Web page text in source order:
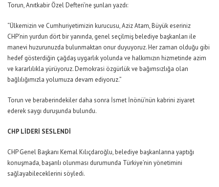
Torun, Anıtkabir Özel Defteri’ne şunları yazdı:
“Ülkemizin ve Cumhuriyetimizin kurucusu, Aziz Atam, Büyük eseriniz
CHP’nin yurdun dört bir yanında, genel seçilmiş belediye başkanları ile
manevi huzurunuzda bulunmaktan onur duyuyoruz. Her zaman olduğu gibi
hedef gösterdiğin çağdaş uygarlık yolunda ve halkımızın hizmetinde azim
ve kararlılıkla yürüyoruz. Demokrasi özgürlük ve bağımsızlığa olan
bağlılığımızla yolumuza devam ediyoruz.”
Torun ve beraberindekiler daha sonra İsmet İnönü’nün kabrini ziyaret
ederek saygı duruşunda bulundu.
CHP LİDERİ SESLENDİ
CHP Genel Başkanı Kemal Kılıçdaroğlu, belediye başkanlarına yaptığı
konuşmada, başarılı olunması durumunda Türkiye’nin yönetimini
sağlayabileceklerini söyledi.